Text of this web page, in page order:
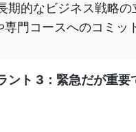
期的なビジネス戦略の
専門コースへのコミッ
ント 3：緊急だが重要